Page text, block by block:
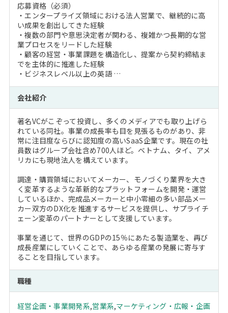
応募資格（必須）
・エンタープライズ領域における法人営業で、継続的に高
い成果を創出してきた経験
・複数の部門や意思決定者が関わる、複雑かつ長期的な営
業プロセスをリードした経験
・顧客の経営・事業課題を構造化し、提案から契約締結ま
でを主体的に推進した経験
・ビジネスレベル以上の英語 …
会社紹介
著名VCがこぞって投資し、多くのメディアでも取り上げら
れている同社。事業の成長率も目を見張るものがあり、非
常に注目度ならびに認知度の高いSaaS企業です。現在の社
員数はグループ会社含め700人ほど。ベトナム、タイ、アメ
リカにも現地法人を構えています。
調達・購買領域においてメーカー、モノづくり業界を大き
く変革するような革新的なプラットフォームを開発・運営
しているほか、完成品メーカーと中小零細の多い部品メー
カー双方のDX化を推進するサービスを提供し、サプライチ
ェーン変革のパートナーとして支援しています。
事業を通じて、世界のGDPの15％にあたる製造業を、再び
成長産業にしていくことで、あらゆる産業の発展に寄与す
ることを目指しています。
職種
経営企画・事業開発系,営業系,マーケティング・広報・企画